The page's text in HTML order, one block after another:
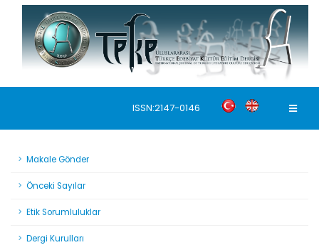
ISSN:2147-0146
Makale Gönder
Önceki Sayılar
Etik Sorumluluklar
Dergi Kurulları